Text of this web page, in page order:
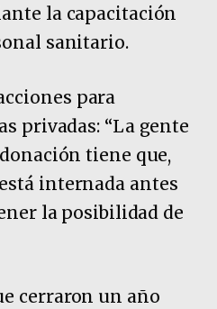
la capacitación
sanitario.
para
privadas: “La gente
tiene que,
internada antes
la posibilidad de
cerraron un año